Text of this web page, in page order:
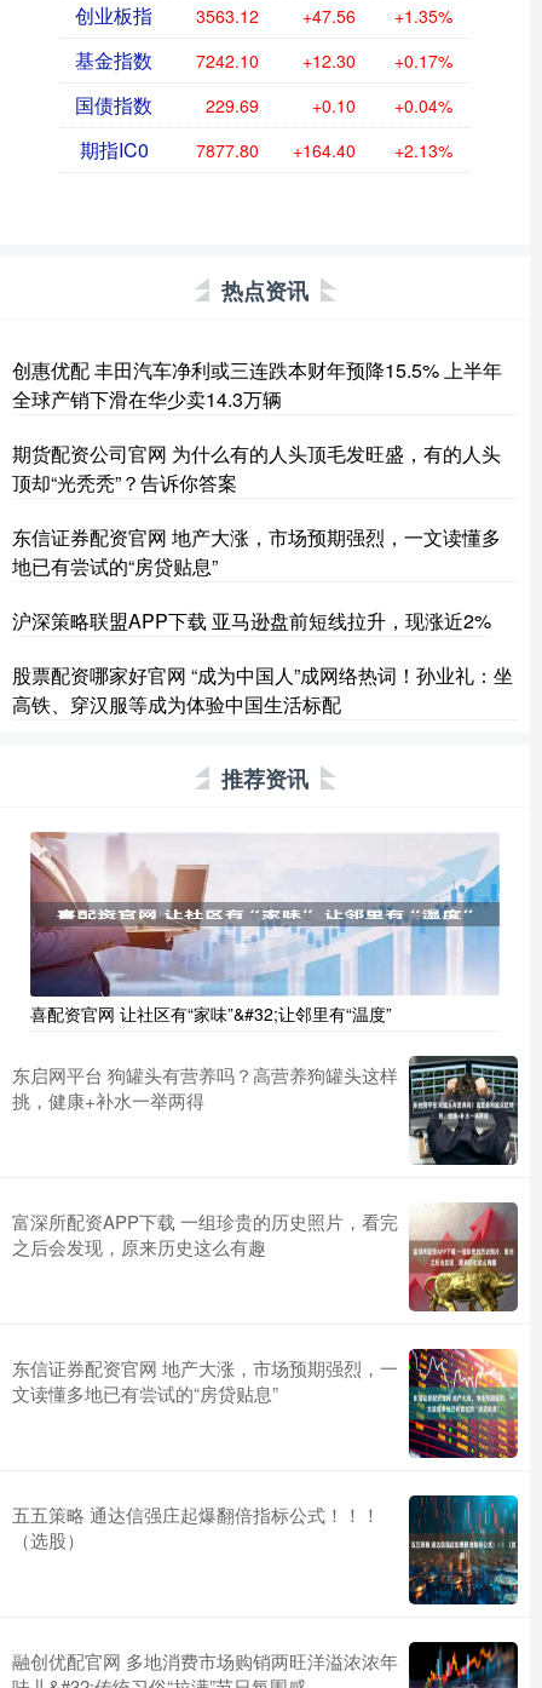
创业板指 3563.12 +47.56 +1.35%
基金指数 7242.10 +12.30 +0.17%
国债指数 229.69 +0.10 +0.04%
期指IC0 7877.80 +164.40 +2.13%
热点资讯
创惠优配 丰田汽车净利或三连跌本财年预降15.5% 上半年
全球产销下滑在华少卖14.3万辆
期货配资公司官网 为什么有的人头顶毛发旺盛，有的人头
顶却“光秃秃”？告诉你答案
东信证券配资官网 地产大涨，市场预期强烈，一文读懂多
地已有尝试的“房贷贴息”
沪深策略联盟APP下载 亚马逊盘前短线拉升，现涨近2%
股票配资哪家好官网 “成为中国人”成网络热词！孙业礼：坐
高铁、穿汉服等成为体验中国生活标配
推荐资讯
喜配资官网 让社区有“家味”&#32;让邻里有“温度”
东启网平台 狗罐头有营养吗？高营养狗罐头这样
挑，健康+补水一举两得
富深所配资APP下载 一组珍贵的历史照片，看完
之后会发现，原来历史这么有趣
东信证券配资官网 地产大涨，市场预期强烈，一
文读懂多地已有尝试的“房贷贴息”
五五策略 通达信强庄起爆翻倍指标公式！！！
（选股）
融创优配官网 多地消费市场购销两旺洋溢浓浓年